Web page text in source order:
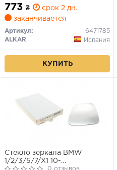
773 ₴
срок 2 дн.
заканчивается
Артикул:
6471785
ALKAR
Испания
КУПИТЬ
Стекло зеркала BMW
1/2/3/5/7/X1 10-
0 отзывов